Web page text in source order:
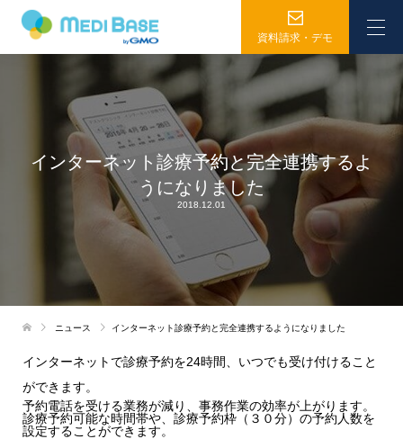
資料請求・デモ
インターネット診療予約と完全連携するよ
うになりました
2018.12.01
ニュース インターネット診療予約と完全連携するようになりました
インターネットで診療予約を24時間、いつでも受け付けること
ができます。
予約電話を受ける業務が減り、事務作業の効率が上がります。
診療予約可能な時間帯や、診療予約枠（３０分）の予約人数を
設定することができます。